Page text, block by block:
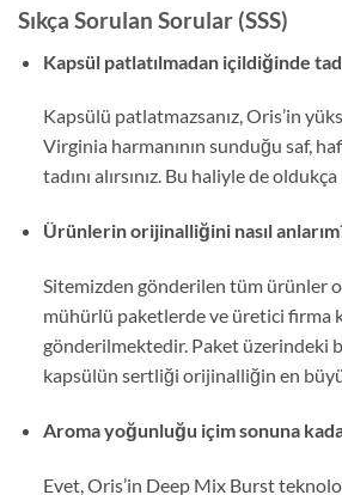
Sıkça Sorulan Sorular (SSS)
Kapsül patlatılmadan içildiğinde
Kapsülü patlatmazsanız, Oris’in
Virginia harmanının sunduğu saf,
tadını alırsınız. Bu haliyle de
Ürünlerin orijinalliğini nasıl
Sitemizden gönderilen tüm ürünler
mühürlü paketlerde ve üretici firma
gönderilmektedir. Paket üzerindeki
kapsülün sertliği orijinalliğin en
Aroma yoğunluğu içim sonuna
Evet, Oris’in Deep Mix Burst